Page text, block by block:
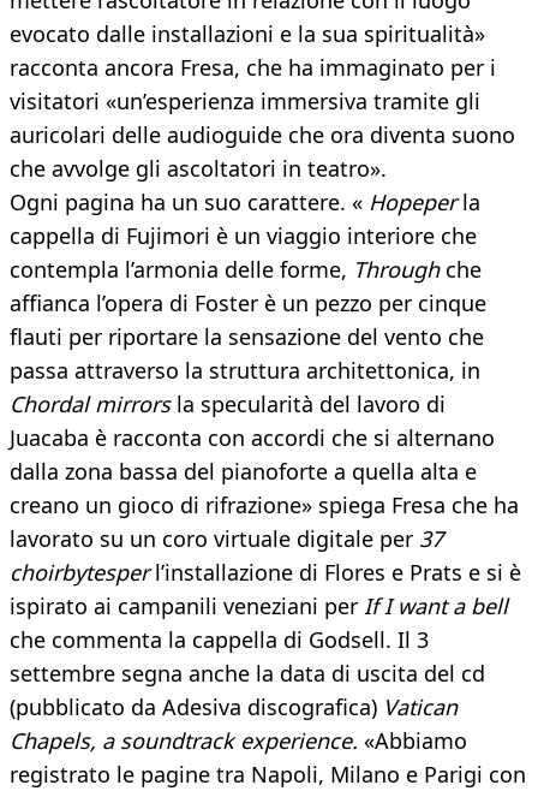
evocato dalle installazioni e la sua spiritualità»
racconta ancora Fresa, che ha immaginato per i
visitatori «un’esperienza immersiva tramite gli
auricolari delle audioguide che ora diventa suono
che avvolge gli ascoltatori in teatro».
Ogni pagina ha un suo carattere. « Hopeperla
cappella di Fujimori è un viaggio interiore che
contempla l’armonia delle forme, Throughche
affianca l’opera di Foster è un pezzo per cinque
flauti per riportare la sensazione del vento che
passa attraverso la struttura architettonica, in
Chordal mirrorsla specularità del lavoro di
Juacaba è racconta con accordi che si alternano
dalla zona bassa del pianoforte a quella alta e
creano un gioco di rifrazione» spiega Fresa che ha
lavorato su un coro virtuale digitale per 37
choirbytesperl’installazione di Flores e Prats e si è
ispirato ai campanili veneziani per If I want a bell
che commenta la cappella di Godsell. Il 3
settembre segna anche la data di uscita del cd
(pubblicato da Adesiva discografica) Vatican
Chapels, a soundtrack experience. «Abbiamo
registrato le pagine tra Napoli, Milano e Parigi con